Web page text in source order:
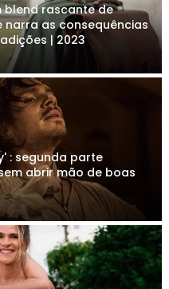
blend rascante de
narra as consequências
| 2023
: segunda parte
abrir mão de boas